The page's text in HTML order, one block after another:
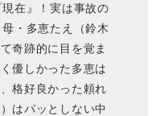
在』！実は事故の
・多恵たえ（鈴木
奇跡的に目を覚ま
優しかった多恵は
格好良かった頼れ
はパッとしない中